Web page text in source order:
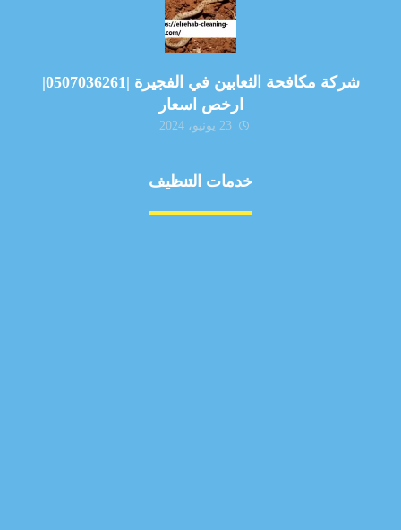
شركة مكافحة الثعابين في الفجيرة |0507036261|
ارخص اسعار
23 يونيو، 2024
خدمات التنظيف